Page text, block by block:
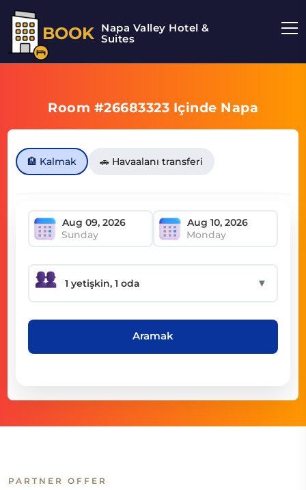
BOOK Napa Valley Hotel &
Suites
Room #26683323 Içinde Napa
🏨 Kalmak 🚗 Havaalanı transferi
Sunday Monday
▼
Aramak
PARTNER OFFER